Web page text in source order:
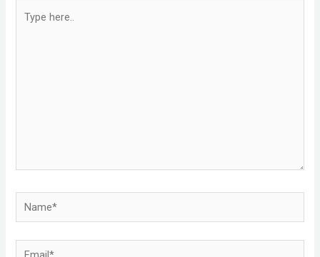
here..
Name*
Email*